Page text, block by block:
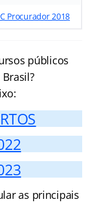
Procurador 2018
públicos
as principais